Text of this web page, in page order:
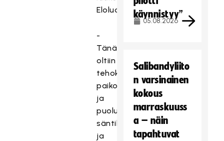
Eloluoto.
-
Tänään
oltiin
tehokkaita
paikoissamme
ja
puolustettiin
säntillisesti
ja
käynnistyy”
05.08.2026
Salibandyliito
n varsinainen
kokous
marraskuuss
a – näin
tapahtuvat